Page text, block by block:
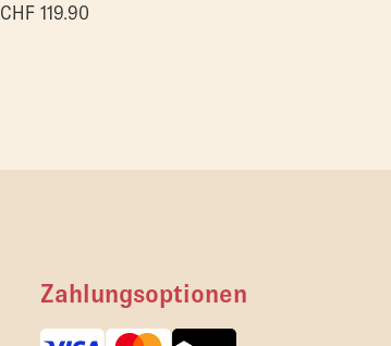
CHF119.90
Zahlungsoptionen